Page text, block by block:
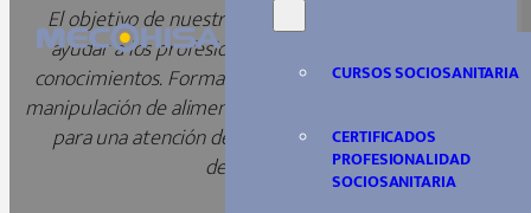
CURSOS SOCIOSANITARIA
CERTIFICADOS
PROFESIONALIDAD
SOCIOSANITARIA
El objetivo de nuestros
Cursos Sociosanitarios
ayudar a los profesionales del sector a mejorar sus
conocimientos. Formación en nutrición, comunicación,
manipulación de alimentos, salud, primeros auxilios, etc.,
para una atención de calidad y humana a personas
dependientes.